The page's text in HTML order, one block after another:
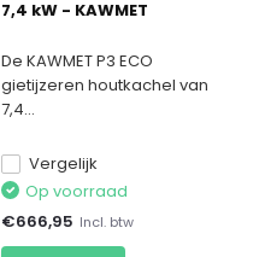
7,4 kW - KAWMET
De KAWMET P3 ECO
gietijzeren houtkachel van
7,4...
Vergelijk
Op voorraad
€666,95 Incl. btw